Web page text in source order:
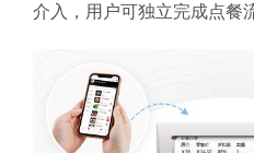
介入，用户可独立完成点餐